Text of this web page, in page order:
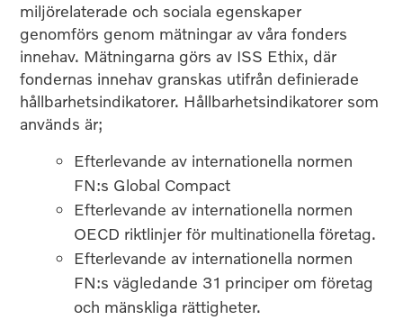
miljörelaterade och sociala egenskaper
genomförs genom mätningar av våra fonders
innehav. Mätningarna görs av ISS Ethix, där
fondernas innehav granskas utifrån definierade
hållbarhetsindikatorer. Hållbarhetsindikatorer som
används är;
Efterlevande av internationella normen
FN:s Global Compact
Efterlevande av internationella normen
OECD riktlinjer för multinationella företag.
Efterlevande av internationella normen
FN:s vägledande 31 principer om företag
och mänskliga rättigheter.